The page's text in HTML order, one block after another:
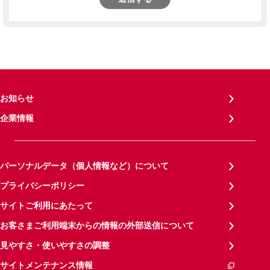
お知らせ
企業情報
パーソナルデータ（個人情報など）について
プライバシーポリシー
サイトご利用にあたって
お客さまご利用端末からの情報の外部送信について
見やすさ・使いやすさの調整
サイトメンテナンス情報